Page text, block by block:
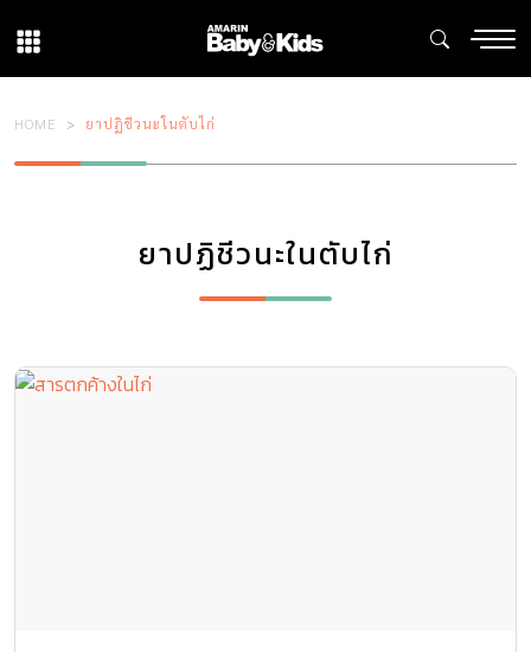
HOME ยาปฏิชีวนะในตับไก่
ยาปฏิชีวนะในตับไก่